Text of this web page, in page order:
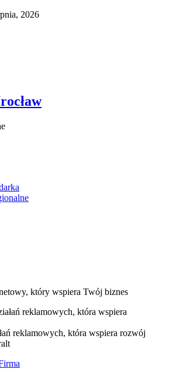
2026
który wspiera Twój biznes
reklamowych, która wspiera rozwój